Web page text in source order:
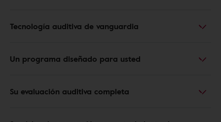
Tecnología auditiva de vanguardia
Un programa diseñado para usted
Su evaluación auditiva completa